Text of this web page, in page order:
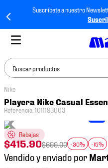
Suscríbete a nuestro
Buscar productos
Nike
Playera Nike Casual
Referencia:1011193003
Rebajas
$415.90$699.00 -30% -15%
Vendido y enviado por
TÉRMINOS MÁS
BUSCADOS
1.
2.
tenis hombre
3.
tenis